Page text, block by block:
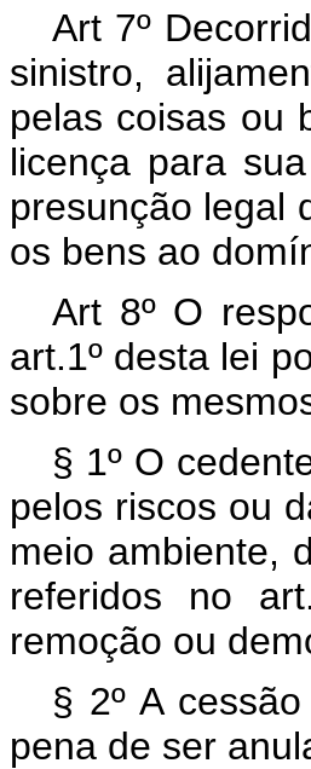
Art 7º
sinistro,
pelas coisas ou
licença para
presunção legal
os bens ao
Art 8º O
art.1º desta lei
sobre os
§ 1º O
pelos riscos ou
meio ambiente,
referidos no
remoção ou
§ 2º A
pena de ser